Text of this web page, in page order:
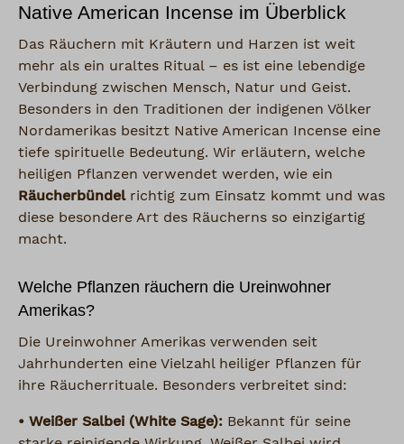
Native American Incense im Überblick
Das Räuchern mit Kräutern und Harzen ist weit
mehr als ein uraltes Ritual – es ist eine lebendige
Verbindung zwischen Mensch, Natur und Geist.
Besonders in den Traditionen der indigenen Völker
Nordamerikas besitzt Native American Incense eine
tiefe spirituelle Bedeutung. Wir erläutern, welche
heiligen Pflanzen verwendet werden, wie ein
Räucherbündelrichtig zum Einsatz kommt und was
diese besondere Art des Räucherns so einzigartig
macht.
Welche Pflanzen räuchern die Ureinwohner
Amerikas?
Die Ureinwohner Amerikas verwenden seit
Jahrhunderten eine Vielzahl heiliger Pflanzen für
ihre Räucherrituale. Besonders verbreitet sind:
• Weißer Salbei (White Sage): Bekannt für seine